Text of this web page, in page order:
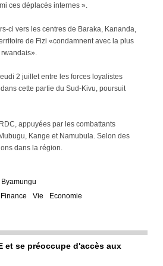
ces déplacés internes ».
ci vers les centres de Baraka, Kananda,
de Fizi «condamnent avec la plus
2 juillet entre les forces loyalistes
cette partie du Sud-Kivu, poursuit
appuyées par les combattants
Kange et Namubula. Selon des
dans la région.
Finance Vie Economie
et se préoccupe d'accès aux